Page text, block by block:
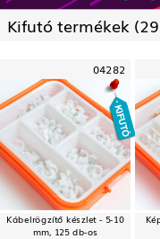
Kifutó termékek (
04282
Kábelrögzítő készlet - 5-10
mm, 125 db-os